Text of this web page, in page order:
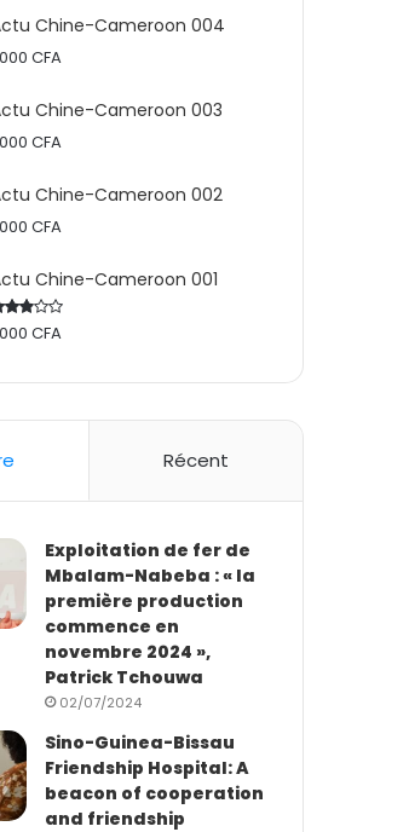
Chine-Cameroon 004
CFA
Chine-Cameroon 003
CFA
Chine-Cameroon 002
CFA
Chine-Cameroon 001
CFA
Récent
Exploitation de fer de
Mbalam-Nabeba : « la
première production
commence en
novembre 2024 »,
Patrick Tchouwa
02/07/2024
Sino-Guinea-Bissau
Friendship Hospital: A
beacon of cooperation
and friendship